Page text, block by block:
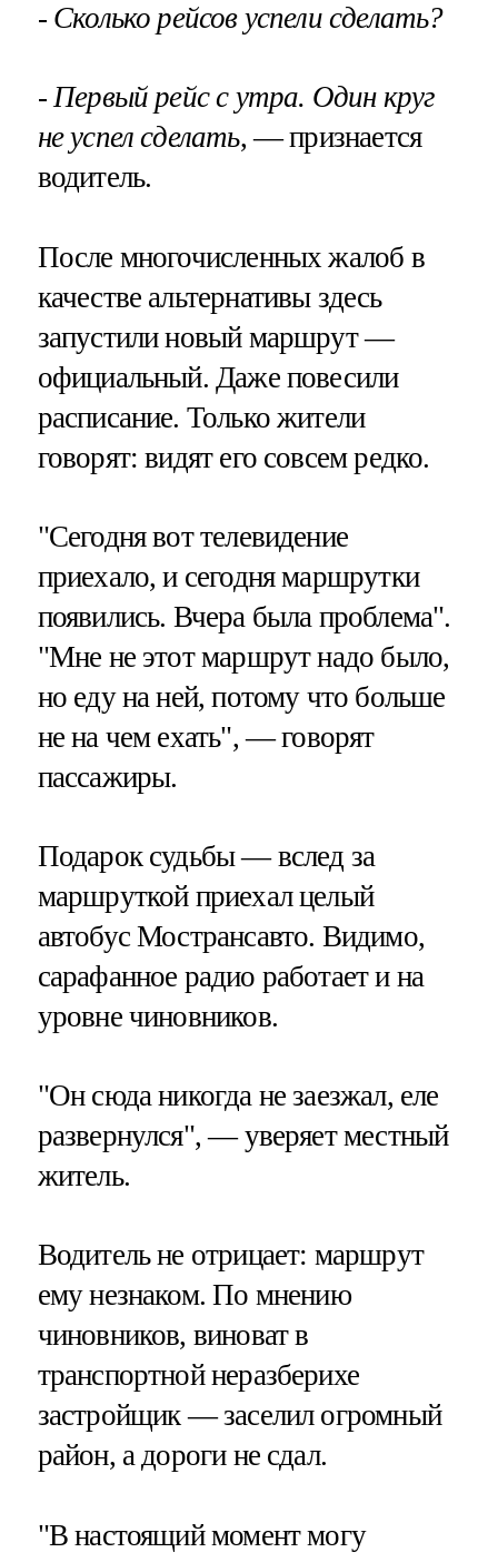
- Сколько рейсов успели сделать?
- Первый рейс с утра. Один круг
не успел сделать, — признается
водитель.
После многочисленных жалоб в
качестве альтернативы здесь
запустили новый маршрут —
официальный. Даже повесили
расписание. Только жители
говорят: видят его совсем редко.
"Сегодня вот телевидение
приехало, и сегодня маршрутки
появились. Вчера была проблема".
"Мне не этот маршрут надо было,
но еду на ней, потому что больше
не на чем ехать", — говорят
пассажиры.
Подарок судьбы — вслед за
маршруткой приехал целый
автобус Мострансавто. Видимо,
сарафанное радио работает и на
уровне чиновников.
"Он сюда никогда не заезжал, еле
развернулся", — уверяет местный
житель.
Водитель не отрицает: маршрут
ему незнаком. По мнению
чиновников, виноват в
транспортной неразберихе
застройщик — заселил огромный
район, а дороги не сдал.
"В настоящий момент могу